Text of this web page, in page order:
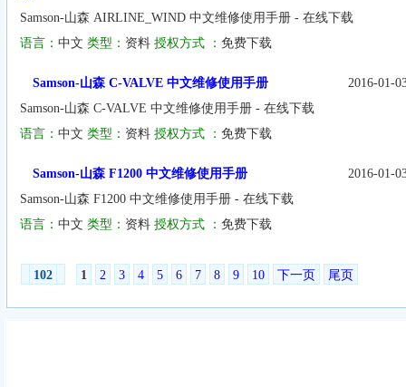
Samson-山森 AIRLINE_WIND 中文维修使用手册 - 在线下载
语言： 中文 类型： 资料 授权方式 ： 免费下载
Samson-山森 C-VALVE 中文维修使用手册
2016-01-
Samson-山森 C-VALVE 中文维修使用手册 - 在线下载
语言： 中文 类型： 资料 授权方式 ： 免费下载
Samson-山森 F1200 中文维修使用手册
2016-01-
Samson-山森 F1200 中文维修使用手册 - 在线下载
语言： 中文 类型： 资料 授权方式 ： 免费下载
102 1 2 3 4 5 6 7 8 9 10 下一页 尾页